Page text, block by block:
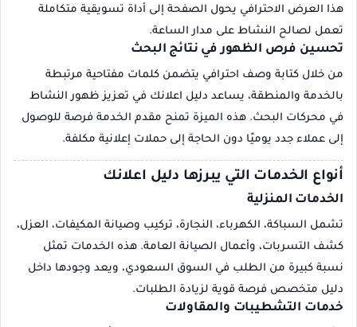
هذا العرض الاحترافي يحول الصفحة إلى أداة تسويقية متكاملة
تعمل لصالح النشاط على مدار الساعة.
تحسين فرص الظهور في نتائج البحث
من خلال كتابة وصف احترافي يتضمن كلمات مفتاحية مرتبطة
بالخدمة والمنطقة، يساعد دليل اعلانك في تعزيز ظهور النشاط
في محركات البحث. هذه الميزة تمنح مقدم الخدمة فرصة للوصول
إلى عملاء جدد يوميًا دون الحاجة إلى حملات إعلانية مكلفة.
أنواع الخدمات التي يبرزها دليل اعلانك
الخدمات المنزلية
تشمل السباكة، الكهرباء، النجارة، تركيب وصيانة المكيفات، العزل،
كشف التسربات، وأعمال الصيانة العامة. هذه الخدمات تمثل
نسبة كبيرة من الطلب في السوق السعودي، ويعد وجودها داخل
دليل متخصص فرصة قوية لزيادة الطلبات.
خدمات التشطيبات والمقاولات